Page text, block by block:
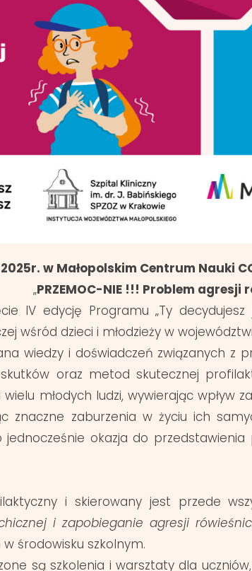
wMałopolskim Centrum Nauki
„PRZEMOC-NIE !!! Problem agresji
IV edycję Programu „Ty
wśród dzieci i młodzieży w
wiedzy i doświadczeń związanych z
oraz metod skutecznej
młodych ludzi, wywierając wpływ
znaczne zaburzenia w życiu ich
jednocześnie okazja do
i skierowany jest przede
i zapobieganie agresji
środowisku szkolnym.
są szkolenia i warsztaty dla